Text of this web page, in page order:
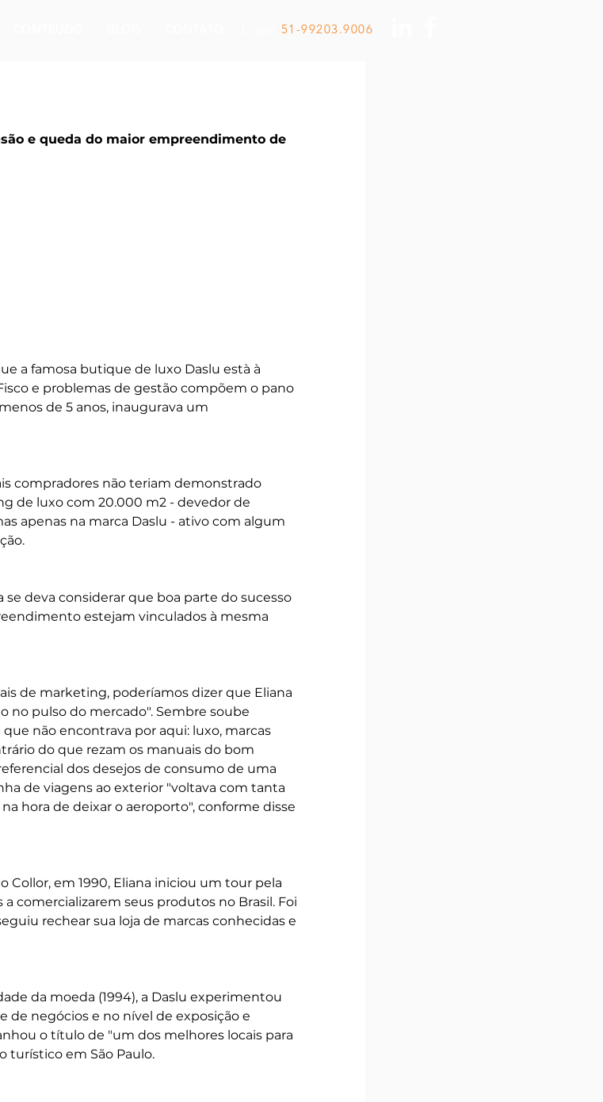
51-99203.9006
e queda do maior empreendimento de
a famosa butique de luxo Daslu està à
e problemas de gestão compõem o pano
de 5 anos, inaugurava um
compradores não teriam demonstrado
de luxo com 20.000 m2 - devedor de
apenas na marca Daslu - ativo com algum
deva considerar que boa parte do sucesso
estejam vinculados à mesma
de marketing, poderíamos dizer que Eliana
no pulso do mercado". Sembre soube
não encontrava por aqui: luxo, marcas
do que rezam os manuais do bom
dos desejos de consumo de uma
de viagens ao exterior "voltava com tanta
hora de deixar o aeroporto", conforme disse
Collor, em 1990, Eliana iniciou um tour pela
comercializarem seus produtos no Brasil. Foi
rechear sua loja de marcas conhecidas e
da moeda (1994), a Daslu experimentou
negócios e no nível de exposição e
o título de "um dos melhores locais para
turístico em São Paulo.